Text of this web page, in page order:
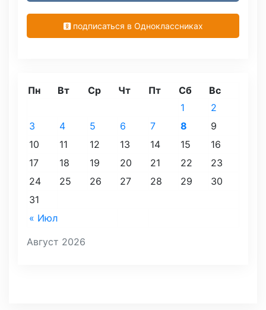
подписаться в Одноклассниках
Август 2026
Пн Вт Ср Чт Пт Сб Вс
« Июл
1
2
3
4 5 6 7 8
9
10
11 12 13 14 15
16
17
18 19 20 21 22
23
24
25 26 27 28 29
30
31